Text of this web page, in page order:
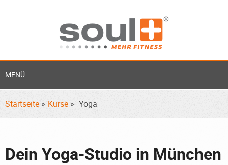
MENÜ
Startseite » Kurse » Yoga
Dein Yoga-Studio in München